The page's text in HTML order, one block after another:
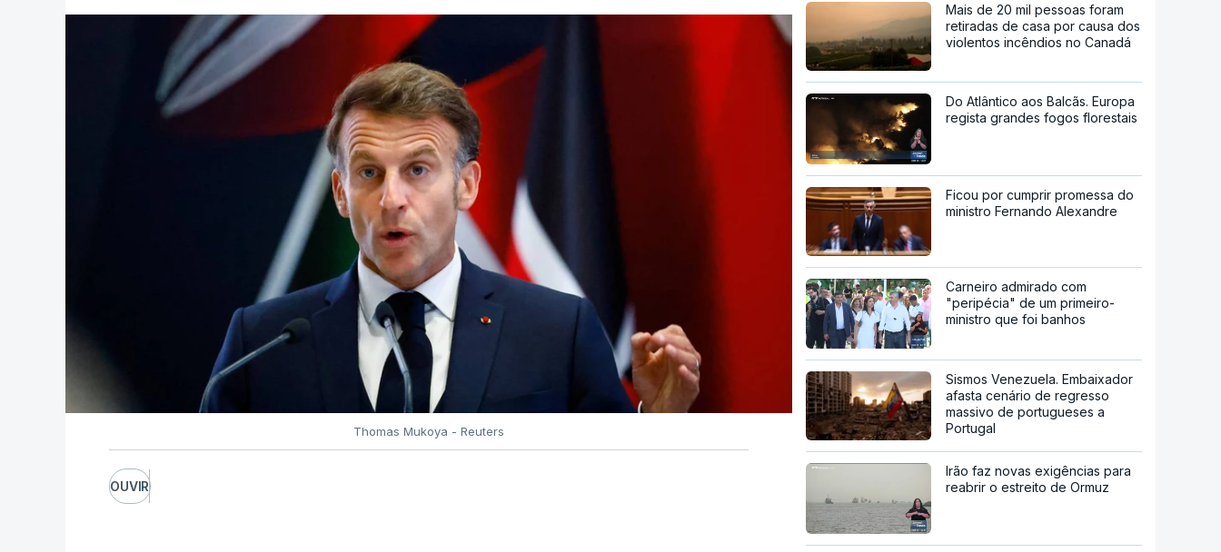
Thomas Mukoya - Reuters
OUVIR
Mais de 20 mil pessoas foram
retiradas de casa por causa dos
violentos incêndios no Canadá
Do Atlântico aos Balcãs. Europa
regista grandes fogos florestais
Ficou por cumprir promessa do
ministro Fernando Alexandre
Carneiro admirado com
"peripécia" de um primeiro-
ministro que foi banhos
Sismos Venezuela. Embaixador
afasta cenário de regresso
massivo de portugueses a
Portugal
Irão faz novas exigências para
reabrir o estreito de Ormuz